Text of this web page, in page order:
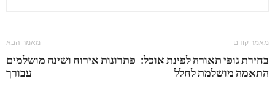
מאמר קודם
בחירת גופי תאורה לפינת אוכל:
התאמה מושלמת לחלל
מאמר הבא
פתרונות אירוח ושינה מושלמים
עבורך